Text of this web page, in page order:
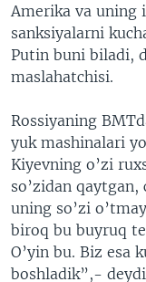
Amerika va uning
sanksiyalarni
Putin buni biladi,
maslahatchisi.
Rossiyaning
yuk mashinalari
Kiyevning o’zi
so’zidan
uning so’zi
biroq bu buyruq
O’yin bu. Biz esa
boshladik”,-